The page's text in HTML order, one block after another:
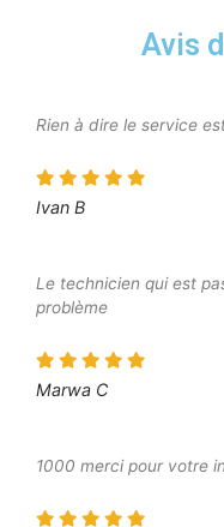
Avis
Rien à dire le service
Ivan B
Le technicien qui est
problème
Marwa C
1000 merci pour votre